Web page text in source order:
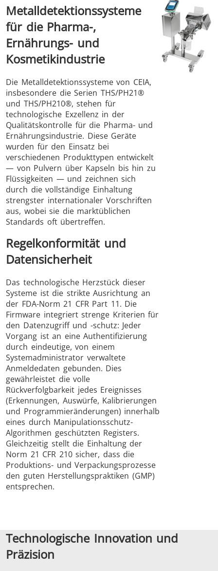
THS/FBB
THS/MBB
THS/GMS21
THS/G21
THS Production
4.0
MD-SCOPE
Metalldetektionssysteme
für die Pharma-,
Ernährungs- und
Kosmetikindustrie
Die Metalldetektionssysteme von CEIA,
insbesondere die Serien THS/PH21®
und THS/PH210®, stehen für
technologische Exzellenz in der
Qualitätskontrolle für die Pharma- und
Ernährungsindustrie. Diese Geräte
wurden für den Einsatz bei
verschiedenen Produkttypen entwickelt
— von Pulvern über Kapseln bis hin zu
Flüssigkeiten — und zeichnen sich
durch die vollständige Einhaltung
strengster internationaler Vorschriften
aus, wobei sie die marktüblichen
Standards oft übertreffen.
Regelkonformität und
Datensicherheit
Das technologische Herzstück dieser
Systeme ist die strikte Ausrichtung an
der FDA-Norm 21 CFR Part 11. Die
Firmware integriert strenge Kriterien für
den Datenzugriff und -schutz: Jeder
Vorgang ist an eine Authentifizierung
durch eindeutige, von einem
Systemadministrator verwaltete
Anmeldedaten gebunden. Dies
gewährleistet die volle
Rückverfolgbarkeit jedes Ereignisses
(Erkennungen, Auswürfe, Kalibrierungen
und Programmieränderungen) innerhalb
eines durch Manipulationsschutz-
Algorithmen geschützten Registers.
Gleichzeitig stellt die Einhaltung der
Norm 21 CFR 210 sicher, dass die
Produktions- und Verpackungsprozesse
den guten Herstellungspraktiken (GMP)
entsprechen.
Technologische Innovation und
Präzision